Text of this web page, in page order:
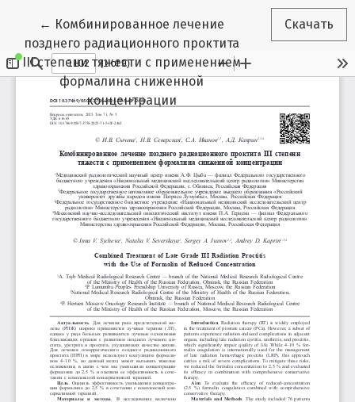
← Вернуться к Подробностям о статье
Комбинированное лечение
позднего радиационного проктита
III степени тяжести с применением
формалина сниженной
концентрации
Скачать